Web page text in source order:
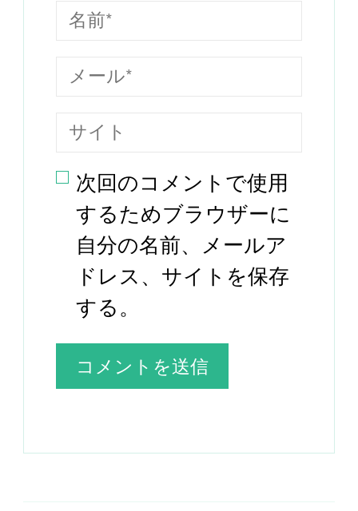
次回のコメントで使用
するためブラウザーに
自分の名前、メールア
ドレス、サイトを保存
する。